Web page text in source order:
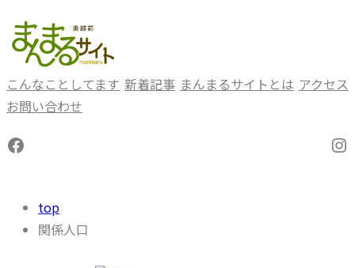
容
ス
キ
プ
こんなことしてます 新着記事 まんまるサイトとは アクセス
お問い合わせ
Facebook
top
関係人口